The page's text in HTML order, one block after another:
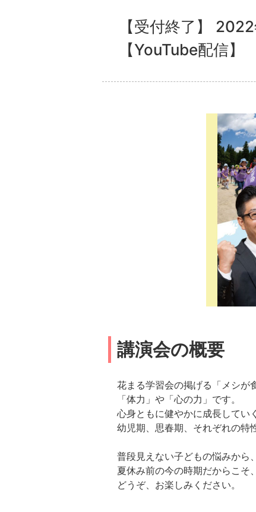
【受付終了】
【YouTube配信】
講演会の概要
花まる学習会の掲げる「メシが
「体力」や「心の力」です。
心身ともに健やかに成長してい
幼児期、思春期、それぞれの特
普段見えない子どもの悩みから
夏休み前の今の時期だからこそ
どうぞ、お楽しみください。